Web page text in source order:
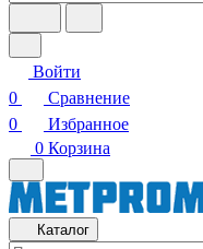
Войти
0
Сравнение
0
Избранное
0 Корзина
Каталог